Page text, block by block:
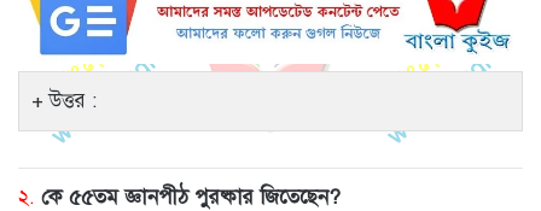
উত্তর :
২. কে ৫৫তম জ্ঞানপীঠ পুরষ্কার জিতেছেন?